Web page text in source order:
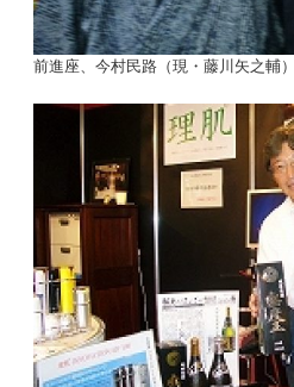
前進座、今村民路（現・藤川矢之輔